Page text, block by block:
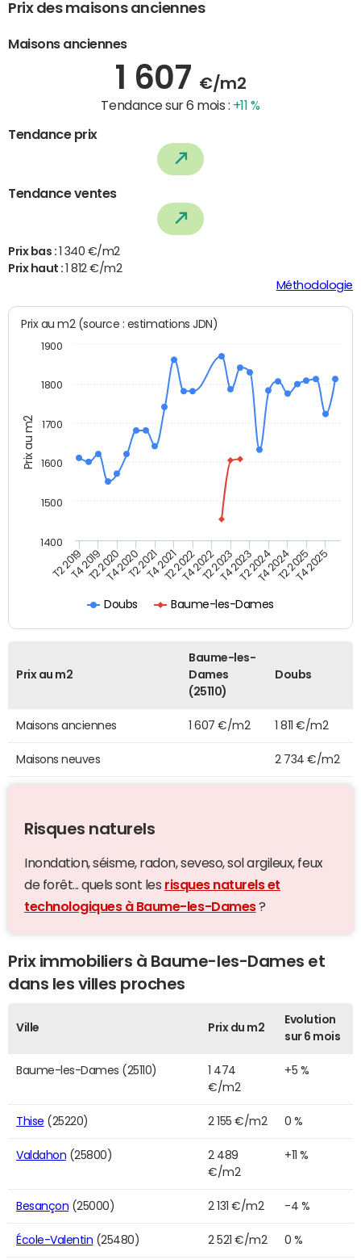
Prix des maisons anciennes
Maisons anciennes
1 607 €/m2
Tendance sur 6 mois : +11 %
Tendance prix
Tendance ventes
Prix bas :
1 340 €/m2
Prix haut :
1 812 €/m2
Méthodologie
Prix au m2
Prix au m2 (source : estimations JDN)
Doubs Baume-les-Dames
T2 2019T4 2019T2 2020T4 2020T2 2021T4 2021T2 2022T4 2022T2 2023T4 2023T2 2024T4 2024T2 2025T4 2025
1400
1500
1600
1700
1800
1900
Prix au m2
Baume-les-
Dames
(25110)
Doubs
Maisons anciennes 1 607 €/m2 1 811 €/m2
Maisons neuves 2 734 €/m2
Risques naturels
Inondation, séisme, radon, seveso, sol argileux, feux
de forêt... quels sont les risques naturels et
technologiques à Baume-les-Dames?
Prix immobiliers à Baume-les-Dames et
dans les villes proches
Ville Prix du m2
Evolution
sur 6 mois
Baume-les-Dames (25110)
1 474
€/m2
+5 %
Thise (25220) 2 155 €/m2 0 %
Valdahon (25800)
2 489
€/m2
+11 %
Besançon (25000) 2 131 €/m2 -4 %
École-Valentin (25480) 2 521 €/m2 0 %